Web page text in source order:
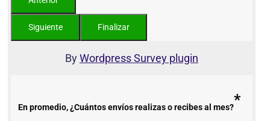
ByWordpress Survey plugin
En promedio, ¿Cuántos envíos realizas o recibes al mes?*